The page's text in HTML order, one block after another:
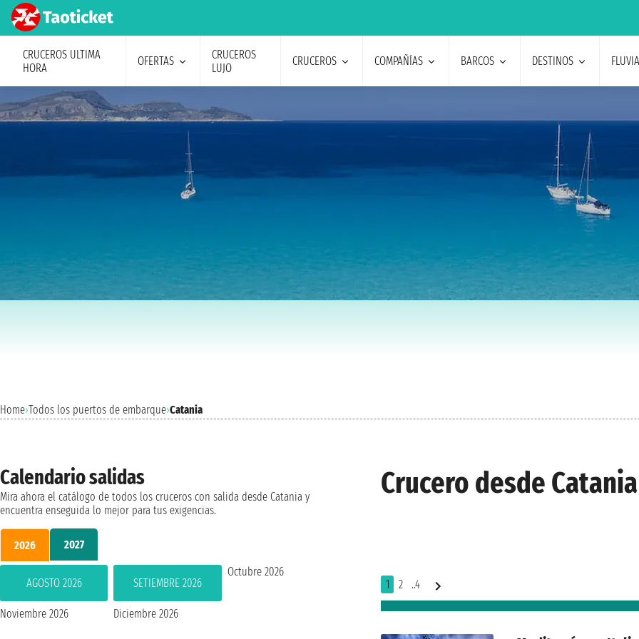
CRUCEROS ULTIMA
HORA
OFERTAS
CRUCEROS
LUJO
CRUCEROS COMPAÑÍAS BARCOS DESTINOS
Home›Todos los puertos de embarque›Catania
Crucero desde Catania
1 2 ..4
Calendario salidas
Mira ahora el catálogo de todos los cruceros con salida desde Catania y
encuentra enseguida lo mejor para tus exigencias.
2026 2027
AGOSTO 2026 SETIEMBRE 2026
Octubre 2026
Noviembre 2026 Diciembre 2026